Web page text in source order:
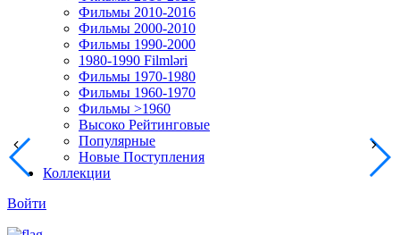
Фильмы 2010-2016
Фильмы 2000-2010
Фильмы 1990-2000
1980-1990 Filmləri
Фильмы 1970-1980
Фильмы 1960-1970
Фильмы >1960
Высоко Рейтинговые
Популярные
Новые Поступления
Коллекции
Войти